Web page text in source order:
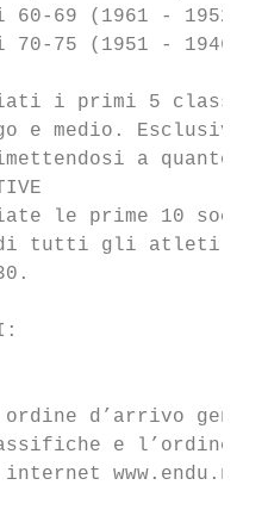
60-69 (1961 - 1952)
70-75 (1951 -
i primi 5
e medio.
a quanto
le prime 10
tutti gli atleti
ordine d’arrivo
e l’ordine di
www.endu.net